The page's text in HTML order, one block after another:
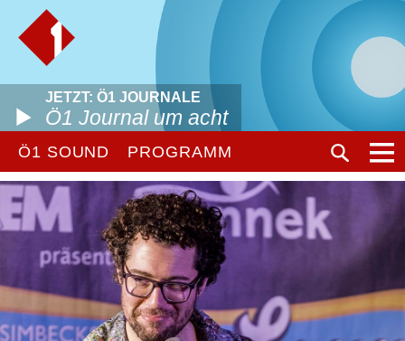
JETZT: Ö1 JOURNALE
Ö1 Journal um acht
Ö1 SOUND PROGRAMM